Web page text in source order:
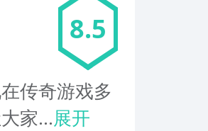
8.5
传奇游戏多
家...展开